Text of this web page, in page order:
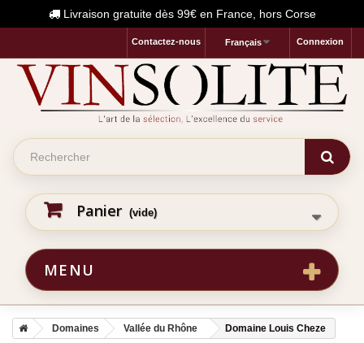
Livraison gratuite dès 99€ en France, hors Corse
Connexion
Français
Contactez-nous
Panier (vide)
MENU
Domaines Vallée du Rhône Domaine Louis Cheze